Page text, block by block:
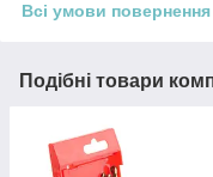
Всі умови повернення
Подібні товари